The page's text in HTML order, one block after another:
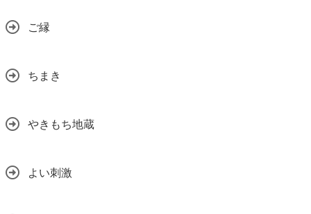
ご縁
ちまき
やきもち地蔵
よい刺激